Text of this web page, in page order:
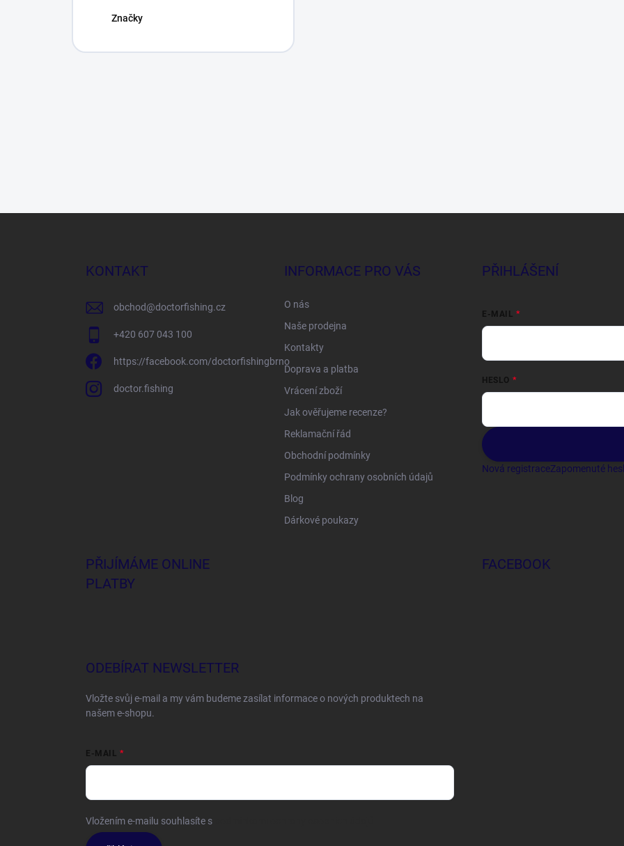
Značky
KONTAKT
obchod@doctorfishing.cz
+420 607 043 100
https://facebook.com/doctorfishingbrno
doctor.fishing
INFORMACE PRO VÁS
O nás
Naše prodejna
Kontakty
Doprava a platba
Vrácení zboží
Jak ověřujeme recenze?
Reklamační řád
Obchodní podmínky
Podmínky ochrany osobních údajů
Blog
Dárkové poukazy
PŘIHLÁŠENÍ
E-MAIL
HESLO
Nová registraceZapomenuté
PŘIJÍMÁME ONLINE
PLATBY
FACEBOOK
ODEBÍRAT NEWSLETTER
Vložte svůj e-mail a my vám budeme zasílat informace o nových produktech na
našem e-shopu.
E-MAIL
Vložením e-mailu souhlasíte s